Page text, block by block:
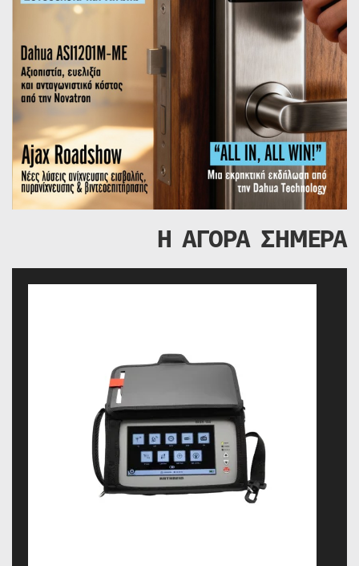
Η ΑΓΟΡΑ ΣΗΜΕΡΑ